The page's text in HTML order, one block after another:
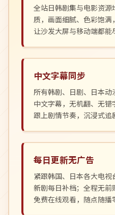
全站日韩剧集与电影资源
质，画面细腻、色彩饱满
让沙发大屏与移动端都能
中文字幕同步
所有韩剧、日剧、日本
中文字幕，无机翻、无
跟上剧情节奏，沉浸式追
每日更新无广告
紧跟韩国、日本各大电视
新剧每日补档；全程无
免费在线观看，随点随播